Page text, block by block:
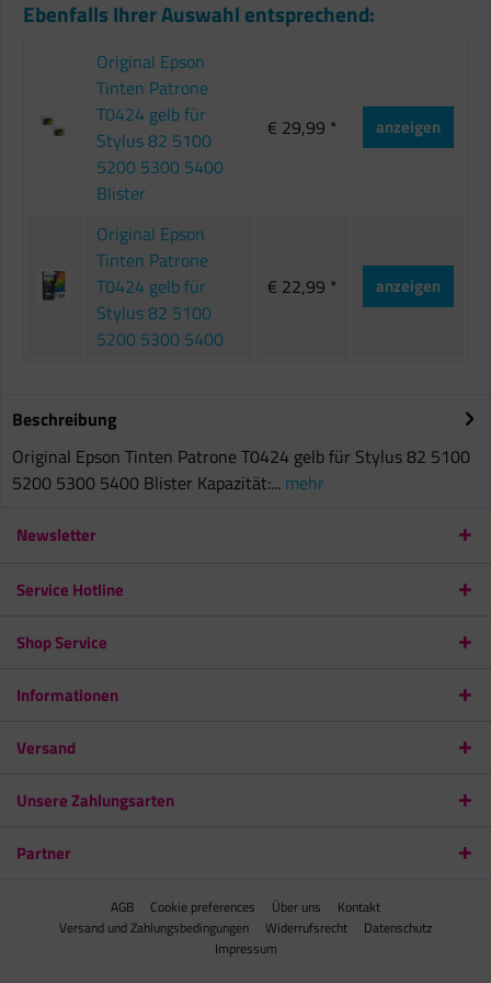
Ebenfalls Ihrer Auswahl entsprechend:
Original Epson
Tinten Patrone
T0424 gelb für
Stylus 82 5100
5200 5300 5400
Blister
€ 29,99 * anzeigen
Original Epson
Tinten Patrone
T0424 gelb für
Stylus 82 5100
5200 5300 5400
€ 22,99 * anzeigen
Beschreibung
Original Epson Tinten Patrone T0424 gelb für Stylus 82 5100
5200 5300 5400 Blister Kapazität:... mehr
Newsletter
Service Hotline
Shop Service
Informationen
Versand
Unsere Zahlungsarten
Partner
AGB Cookie preferences Über uns
Kontakt
Versand und Zahlungsbedingungen
Widerrufsrecht
Datenschutz
Impressum